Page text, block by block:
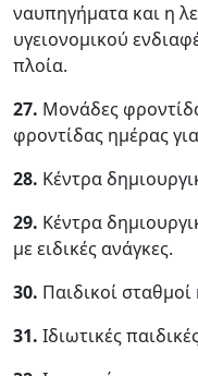
ναυπηγήματα και η
υγειονομικού
πλοία.
27. Μονάδες
φροντίδας ημέρας
28. Κέντρα
29. Κέντρα
με ειδικές ανάγκες.
30. Παιδικοί
31. Ιδιωτικές